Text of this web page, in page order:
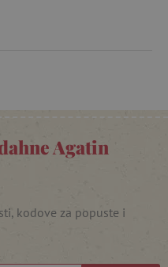
Agatin
kodove za popuste i